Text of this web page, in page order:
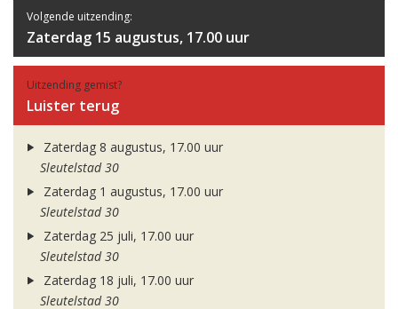
Volgende uitzending:
Zaterdag 15 augustus, 17.00 uur
Uitzending gemist?
Luister terug
Zaterdag 8 augustus, 17.00 uur
Sleutelstad 30
Zaterdag 1 augustus, 17.00 uur
Sleutelstad 30
Zaterdag 25 juli, 17.00 uur
Sleutelstad 30
Zaterdag 18 juli, 17.00 uur
Sleutelstad 30